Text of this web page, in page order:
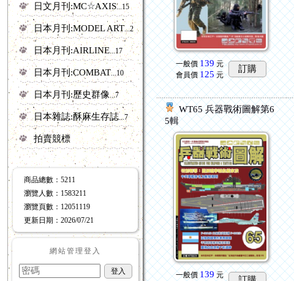
日文月刊:MC☆AXIS...15
日本月刊:MODEL ART...20
日本月刊:AIRLINE ...17
日本月刊:COMBAT...10
日本月刊:歷史群像...7
日本雜誌:酥麻生存誌 ...7
拍賣競標
商品總數 ：5211
瀏覽人數 ： 1583211
瀏覽頁數 ： 12051119
更新日期 ：2026/07/21
網站管理登入
一般價 139元
會員價 125元
訂購
WT65 兵器戰術圖解第6
5輯
一般價 139元